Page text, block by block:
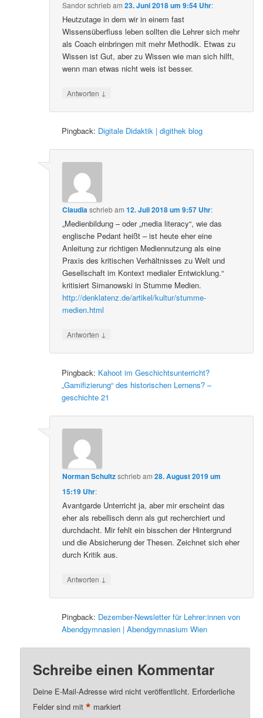
Sandorschriebam23. Juni 2018 um 9:54 Uhr:
Heutzutage in dem wir in einem fast
Wissensüberfluss leben sollten die Lehrer sich mehr
als Coach einbringen mit mehr Methodik. Etwas zu
Wissen ist Gut, aber zu Wissen wie man sich hilft,
wenn man etwas nicht weis ist besser.
Antworten ↓
Pingback: Digitale Didaktik | digithek blog
Claudiaschriebam12. Juli 2018 um 9:57 Uhr:
„Medienbildung – oder „media literacy“, wie das
englische Pedant heißt – ist heute eher eine
Anleitung zur richtigen Mediennutzung als eine
Praxis des kritischen Verhältnisses zu Welt und
Gesellschaft im Kontext medialer Entwicklung.“
kritisiert Simanowski in Stumme Medien.
http://denklatenz.de/artikel/kultur/stumme-
medien.html
Antworten ↓
Pingback: Kahoot im Geschichtsunterricht?
„Gamifizierung“ des historischen Lernens? –
geschichte 21
Norman Schultzschriebam28. August 2019 um
15:19 Uhr:
Avantgarde Unterricht ja, aber mir erscheint das
eher als rebellisch denn als gut recherchiert und
durchdacht. Mir fehlt ein bisschen der Hintergrund
und die Absicherung der Thesen. Zeichnet sich eher
durch Kritik aus.
Antworten ↓
Pingback: Dezember-Newsletter für Lehrer:innen von
Abendgymnasien | Abendgymnasium Wien
Schreibe einen Kommentar
Deine E-Mail-Adresse wird nicht veröffentlicht. Erforderliche
Felder sind mit* markiert